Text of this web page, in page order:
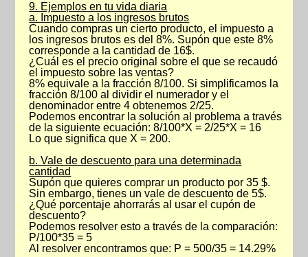
9. Ejemplos en tu vida diaria
a. Impuesto a los ingresos brutos
Cuando compras un cierto producto, el impuesto a
los ingresos brutos es del 8%. Supón que este 8%
corresponde a la cantidad de 16$.
¿Cuál es el precio original sobre el que se recaudó
el impuesto sobre las ventas?
8% equivale a la fracción 8/100. Si simplificamos la
fracción 8/100 al dividir el numerador y el
denominador entre 4 obtenemos 2/25.
Podemos encontrar la solución al problema a través
de la siguiente ecuación: 8/100*X = 2/25*X = 16
Lo que significa que X = 200.
b. Vale de descuento para una determinada
cantidad
Supón que quieres comprar un producto por 35 $.
Sin embargo, tienes un vale de descuento de 5$.
¿Qué porcentaje ahorrarás al usar el cupón de
descuento?
Podemos resolver esto a través de la comparación:
P/100*35 = 5
Al resolver encontramos que: P = 500/35 = 14.29%